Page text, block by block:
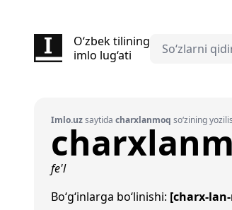
O‘zbek tilining
imlo lug‘ati
Imlo.uzsaytida charxlanmoq so‘zining
fe'l
Bo‘g‘inlarga bo‘linishi: [charx-